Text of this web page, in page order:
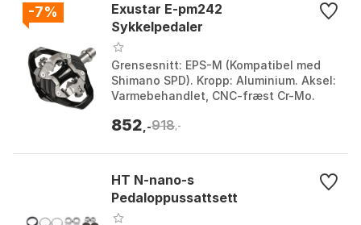
-7%
Exustar E-pm242
Sykkelpedaler
Grensesnitt: EPS-M (Kompatibel med
Shimano SPD). Kropp: Aluminium. Aksel:
Varmebehandlet, CNC-fræst Cr-Mo.
Størrelse: One...
852 ,-918 ,-
HT N-nano-s
Pedaloppussattsett